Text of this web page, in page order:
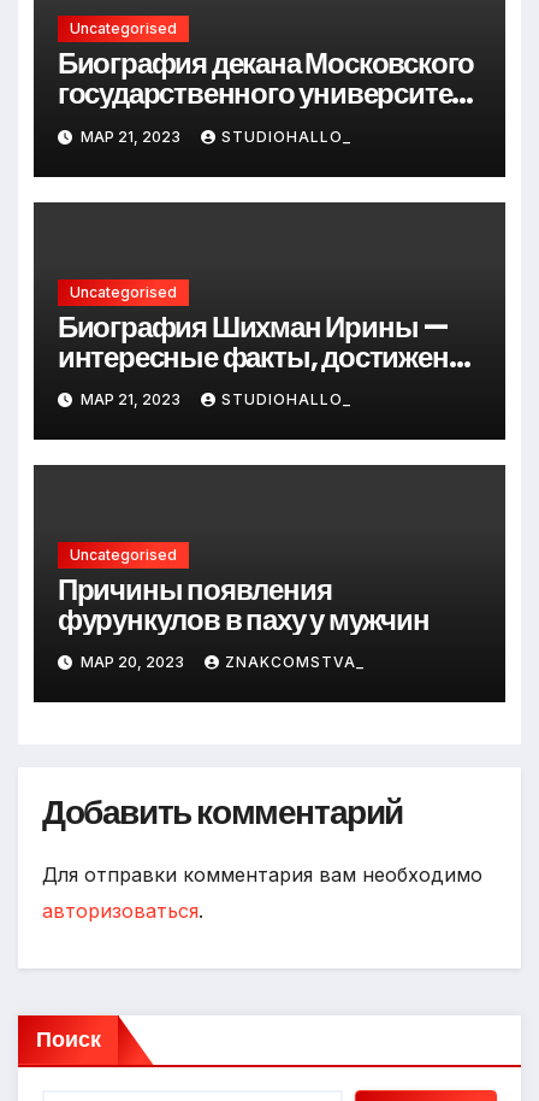
Uncategorised
Биография декана Московского
государственного университета
Андрея Сидорова — от студента
до руководителя
МАР 21, 2023 STUDIOHALLO_
Uncategorised
Биография Шихман Ирины —
интересные факты, достижения
и путь к успеху
МАР 21, 2023 STUDIOHALLO_
Uncategorised
Причины появления
фурункулов в паху у мужчин
МАР 20, 2023 ZNAKCOMSTVA_
Добавить комментарий
Для отправки комментария вам необходимо
авторизоваться.
Поиск